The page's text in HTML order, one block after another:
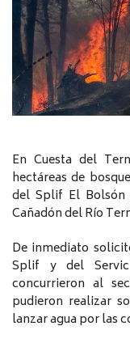
En Cuesta del
hectáreas de
del Splif El Bolsón
Cañadón del Río
De inmediato
Splif y del
concurrieron al
pudieron realizar
lanzar agua por las